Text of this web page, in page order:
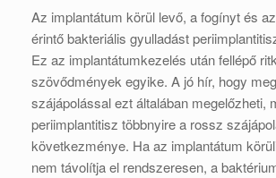
Az implantátum körül levő, a fogínyt és
érintő bakteriális gyulladást
Ez az implantátumkezelés után fellépő
szövődmények egyike. A jó hír, hogy
szájápolással ezt általában megelőzheti,
periimplantitisz többnyire a rossz
következménye. Ha az implantátum
nem távolítja el rendszeresen, a